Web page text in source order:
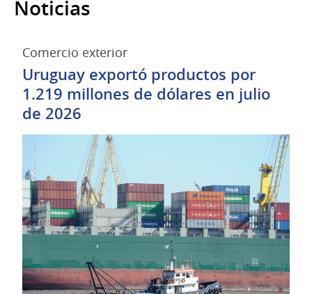
Noticias
Comercio exterior
Uruguay exportó productos por
1.219 millones de dólares en julio
de 2026